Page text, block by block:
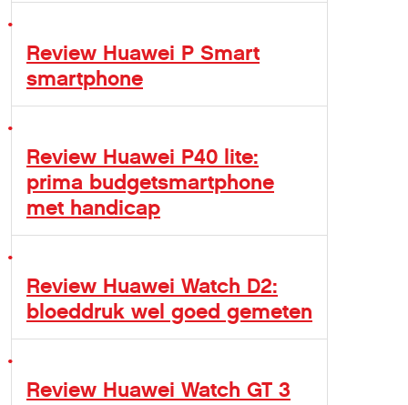
Review Huawei P Smart
smartphone
Review Huawei P40 lite:
prima budgetsmartphone
met handicap
Review Huawei Watch D2:
bloeddruk wel goed gemeten
Review Huawei Watch GT 3